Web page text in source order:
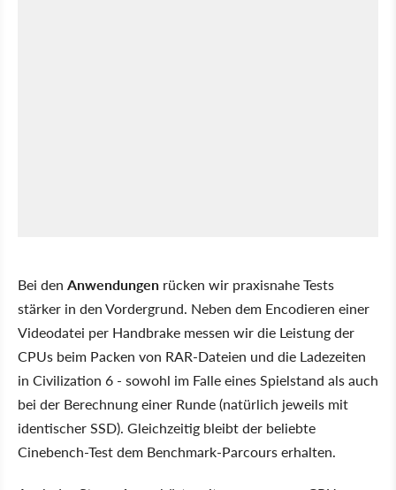
Bei den Anwendungen rücken wir praxisnahe Tests
stärker in den Vordergrund. Neben dem Encodieren einer
Videodatei per Handbrake messen wir die Leistung der
CPUs beim Packen von RAR-Dateien und die Ladezeiten
in Civilization 6 - sowohl im Falle eines Spielstand als auch
bei der Berechnung einer Runde (natürlich jeweils mit
identischer SSD). Gleichzeitig bleibt der beliebte
Cinebench-Test dem Benchmark-Parcours erhalten.